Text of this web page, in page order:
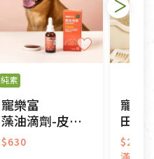
純素
寵樂富
藻油滴劑-皮膚毛髮強化
$630
寵樂
田裡
$230
滿量